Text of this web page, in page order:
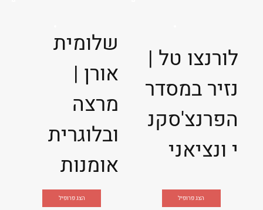
שלומית
אורן |
מרצה
ובלוגרית
אומנות
הצג פרופיל
לורנצו טל |
נזיר במסדר
הפרנצ'סקנ
י ונציאני
הצג פרופיל